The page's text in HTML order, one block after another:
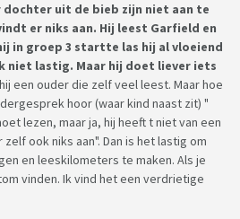
dochter uit de bieb zijn niet aan te
er niks aan. Hij leest Garfield en
in groep 3 startte las hij al vloeiend
niet lastig. Maar hij doet liever iets
een ouder die zelf veel leest. Maar hoe
hoor (waar kind naast zit) "
lezen, maar ja, hij heeft t niet van een
ook niks aan". Dan is het lastig om
en leeskilometers te maken. Als je
vinden. Ik vind het een verdrietige